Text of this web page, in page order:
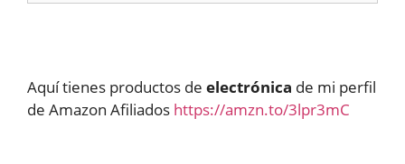
Aquí tienes productos de electrónica de mi perfil
de Amazon Afiliados https://amzn.to/3lpr3mC